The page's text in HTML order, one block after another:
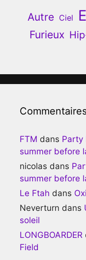
Autre Ciel
Furieux
FTM dans Party
summer before
nicolas dans
summer before
Le Ftah dans
Neverturn dans
soleil
LONGBOARDER
Field